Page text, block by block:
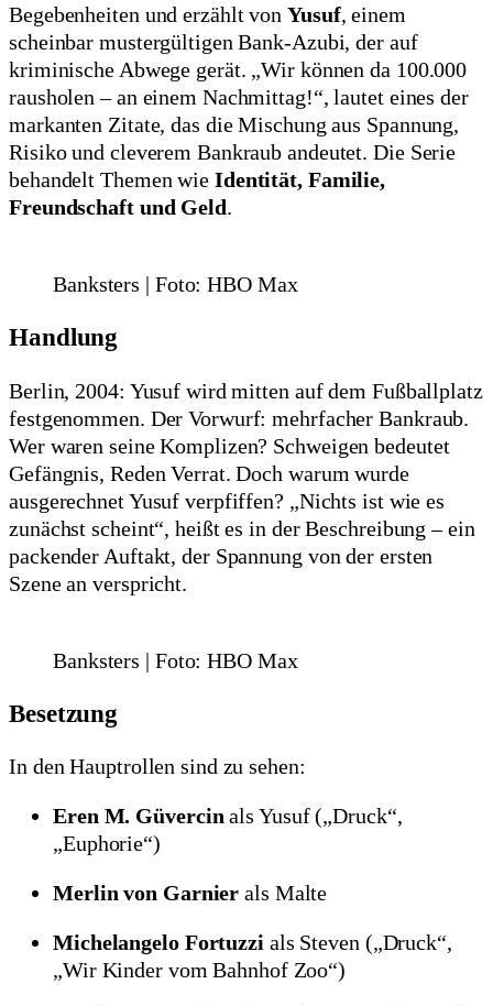
Begebenheiten und erzählt von Yusuf, einem
scheinbar mustergültigen Bank-Azubi, der auf
kriminische Abwege gerät. „Wir können da 100.000
rausholen – an einem Nachmittag!“, lautet eines der
markanten Zitate, das die Mischung aus Spannung,
Risiko und cleverem Bankraub andeutet. Die Serie
behandelt Themen wie Identität, Familie,
Freundschaft und Geld.
Banksters | Foto: HBO Max
Handlung
Berlin, 2004: Yusuf wird mitten auf dem Fußballplatz
festgenommen. Der Vorwurf: mehrfacher Bankraub.
Wer waren seine Komplizen? Schweigen bedeutet
Gefängnis, Reden Verrat. Doch warum wurde
ausgerechnet Yusuf verpfiffen? „Nichts ist wie es
zunächst scheint“, heißt es in der Beschreibung – ein
packender Auftakt, der Spannung von der ersten
Szene an verspricht.
Banksters | Foto: HBO Max
Besetzung
In den Hauptrollen sind zu sehen:
Eren M. Güvercin als Yusuf („Druck“,
„Euphorie“)
Merlin von Garnier als Malte
Michelangelo Fortuzzi als Steven („Druck“,
„Wir Kinder vom Bahnhof Zoo“)